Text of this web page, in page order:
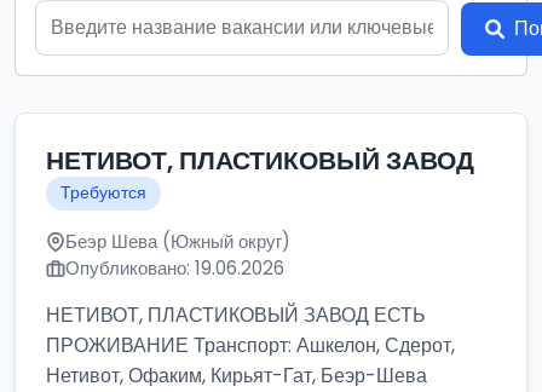
НЕТИВОТ, ПЛАСТИКОВЫЙ ЗАВОД
Требуются
Беэр Шева (Южный округ)
Опубликовано: 19.06.2026
НЕТИВОТ, ПЛАСТИКОВЫЙ ЗАВОД ЕСТЬ
ПРОЖИВАНИЕ Транспорт: Ашкелон, Сдерот,
Нетивот, Офаким, Кирьят-Гат, Беэр-Шева